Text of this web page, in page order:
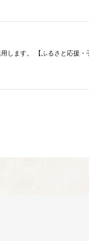
します。 【ふるさと応援・
とで「ウェルビーイングの